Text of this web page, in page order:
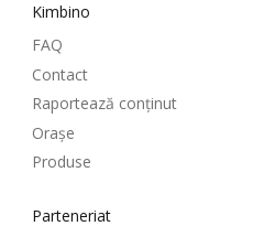
Kimbino
FAQ
Contact
Raportează conținut
Oraşe
Produse
Parteneriat